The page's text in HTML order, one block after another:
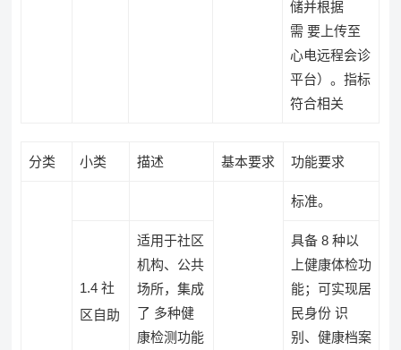
储并根据
需 要上传至
心电远程会诊
平台）。指标
符合相关
分类 小类 描述 基本要求 功能要求
标准。
1.4 社
区自助
适用于社区
机构、公共
场所，集成
了 多种健
康检测功能
具备 8 种以
上健康体检功
能；可实现居
民身份 识
别、健康档案